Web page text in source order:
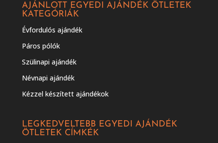
AJÁNLOTT EGYEDI AJÁNDÉK ÖTLETEK
KATEGÓRIÁK
Évfordulós ajándék
Páros pólók
Szülinapi ajándék
Névnapi ajándék
Kézzel készített ajándékok
LEGKEDVELTEBB EGYEDI AJÁNDÉK
ÖTLETEK CÍMKÉK